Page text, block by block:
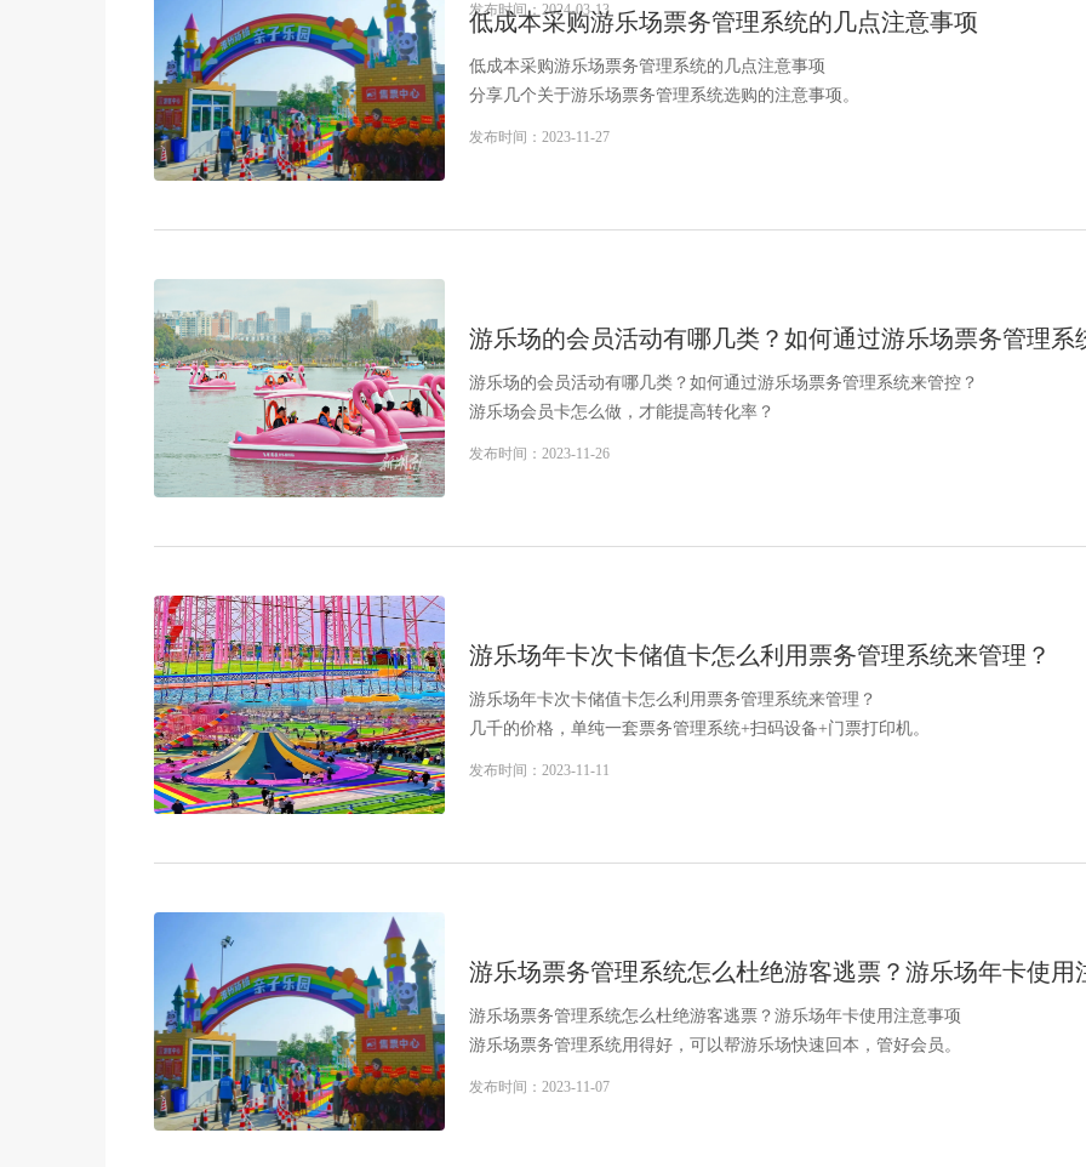
阅读更多
发布时间： 2024-03-13
低成本采购游乐场票务管理系统的几点注意事项
低成本采购游乐场票务管理系统的几点注意事项
分享几个关于游乐场票务管理系统选购的注意事项。
发布时间： 2023-11-27
游乐场的会员活动有哪几类？如何通过游乐场票务管理系
游乐场的会员活动有哪几类？如何通过游乐场票务管理系统来管控？
游乐场会员卡怎么做，才能提高转化率？
发布时间： 2023-11-26
游乐场年卡次卡储值卡怎么利用票务管理系统来管理？
游乐场年卡次卡储值卡怎么利用票务管理系统来管理？
几千的价格，单纯一套票务管理系统+扫码设备+门票打印机。
发布时间： 2023-11-11
游乐场票务管理系统怎么杜绝游客逃票？游乐场年卡使用
游乐场票务管理系统怎么杜绝游客逃票？游乐场年卡使用注意事项
游乐场票务管理系统用得好，可以帮游乐场快速回本，管好会员。
发布时间： 2023-11-07